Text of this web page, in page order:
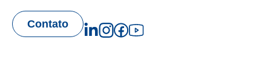
Contato